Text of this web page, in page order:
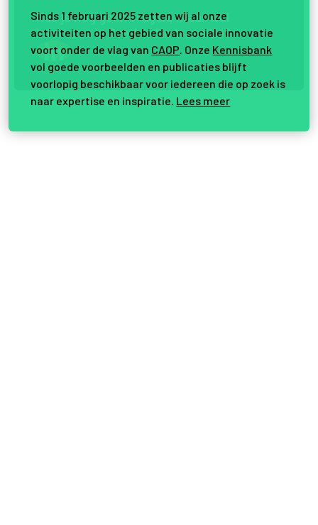
Hebjenoggeenvragen, maa rwe
interesse in Overheidintr ansitie ?
Samen vernieuwen.
Sinds 1 februari 2025 zetten wij al onze
activiteiten op het gebied van sociale innovatie
voort onder de vlag van CAOP . Onze Kennisbank
vol goede voorbeelden en publicaties blijft
voorlopig beschikbaar voor iedereen die op zoek is
naar expertise en inspiratie. Lees meer